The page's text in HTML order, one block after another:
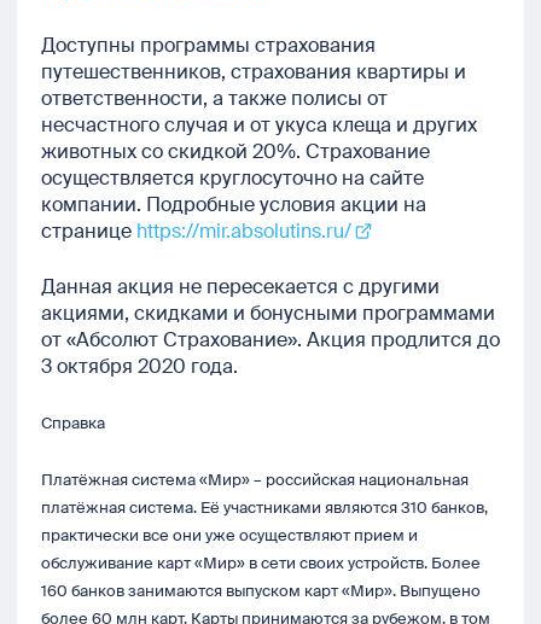
Доступны программы страхования
путешественников, страхования квартиры и
ответственности, а также полисы от
несчастного случая и от укуса клеща и других
животных со скидкой 20%. Страхование
осуществляется круглосуточно на сайте
компании. Подробные условия акции на
странице https://mir.absolutins.ru/
Данная акция не пересекается с другими
акциями, скидками и бонусными программами
от «Абсолют Страхование». Акция продлится до
3 октября 2020 года.
Справка
Платёжная система «Мир» – российская национальная
платёжная система. Её участниками являются 310 банков,
практически все они уже осуществляют прием и
обслуживание карт «Мир» в сети своих устройств. Более
160 банков занимаются выпуском карт «Мир». Выпущено
более 60 млн карт. Карты принимаются за рубежом, в том